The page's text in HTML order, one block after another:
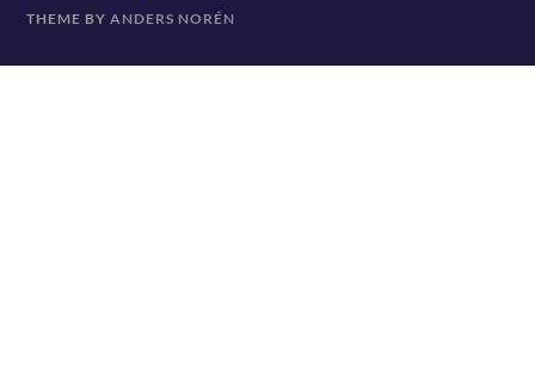
THEME BYANDERS NORÉN